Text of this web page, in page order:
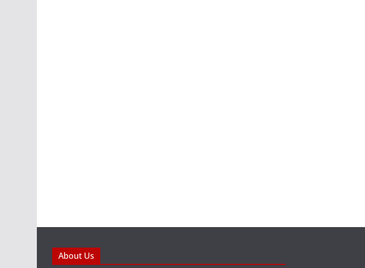
About Us